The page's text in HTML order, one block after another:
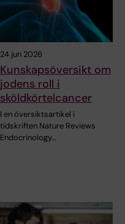
24 jun 2026
Kunskapsöversikt om
jodens roll i
sköldkörtelcancer
I en översiktsartikel i
tidskriften Nature Reviews
Endocrinology…